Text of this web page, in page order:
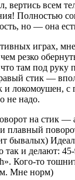
вертись всем
Полностью
но — она
играх,
резко
там под руку
стик —
локомоушен, с
не надо.
на стик
плавный
бывалых)
и делают: 45-
Кого-то
Мне норм)